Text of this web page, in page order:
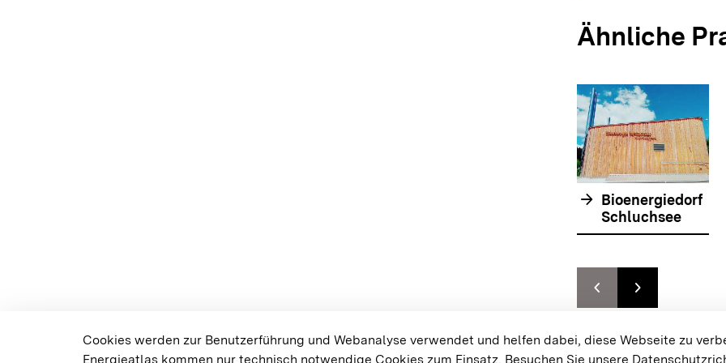
Ähnliche
arrow_forward Bioenergiedorf
Schluchsee
chevron_leftZur vorhergehenden
chevron_rightZur nächsten
Cookies werden zur Benutzerführung und Webanalyse verwendet und helfen dabei, diese Webseite zu
Energieatlas kommen nur technisch notwendige Cookies zum Einsatz. Besuchen Sie unsere